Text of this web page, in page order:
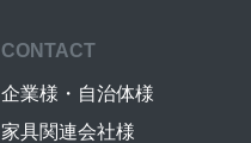
CONTACT
企業様・自治体様
家具関連会社様